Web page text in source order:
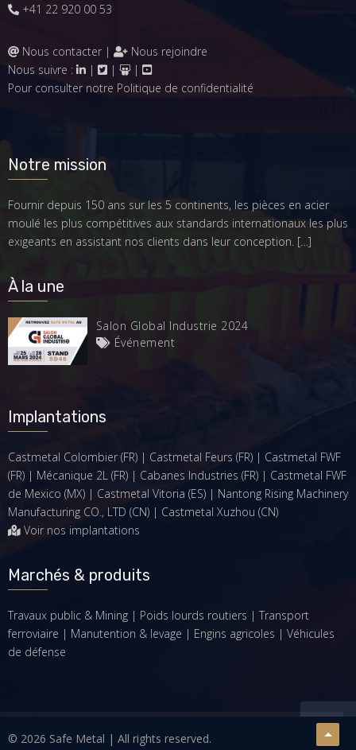
+41 22 920 00 53
Nous contacter |
Nous rejoindre
Nous suivre :
| |
|
Pour consulter notre Politique de confidentialité
Notre mission
Fournir depuis 150 ans sur les 5 continents, les pièces en acier
moulé les plus compétitives aux standards internationaux les plus
exigeants en assistant nos clients dans leur conception. […]
À la une
Salon Global Industrie 2024
Événement
Implantations
Castmetal Colombier (FR) | Castmetal Feurs (FR) | Castmetal FWF
(FR) | Mécanique 2L (FR) | Cabanes Industries (FR) | Castmetal FWF
de Mexico (MX) | Castmetal Vitoria (ES) | Nantong Rising Machinery
Manufacturing CO., LTD (CN) | Castmetal Xuzhou (CN)
Voir nos implantations
Marchés & produits
Travaux public & Mining | Poids lourds routiers | Transport
ferroviaire | Manutention & levage | Engins agricoles | Véhicules
de défense
© 2026 Safe Metal | All rights reserved.